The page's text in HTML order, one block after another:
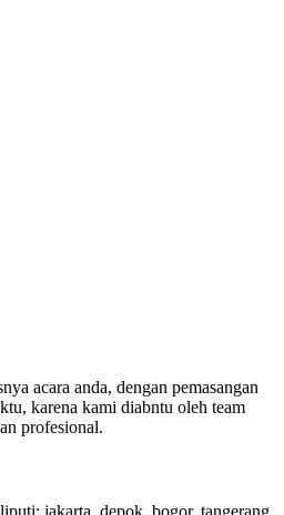
acara anda, dengan pemasangan
karena kami diabntu oleh team
profesional.